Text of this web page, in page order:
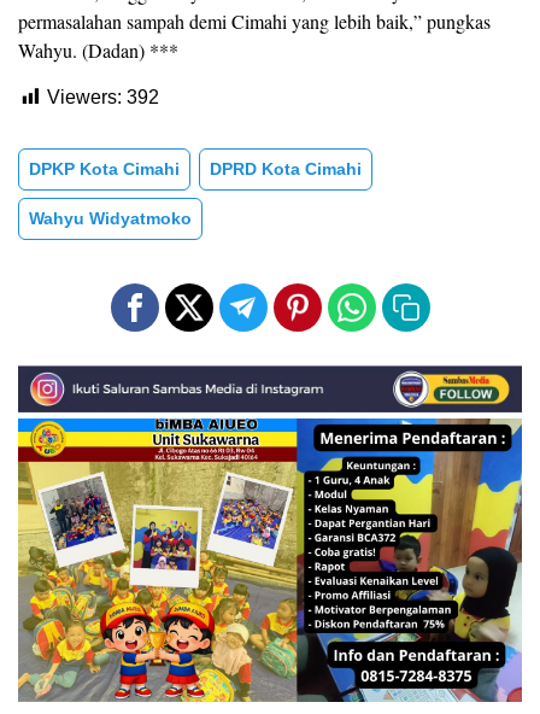
permasalahan sampah demi Cimahi yang lebih baik,” pungkas
Wahyu. (Dadan) ***
Viewers: 392
DPKP Kota Cimahi DPRD Kota Cimahi
Wahyu Widyatmoko